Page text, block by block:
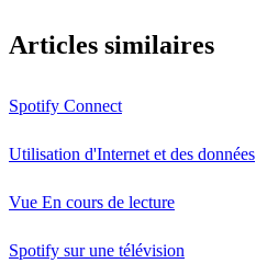
Articles similaires
Spotify Connect
Utilisation d'Internet et des données
Vue En cours de lecture
Spotify sur une télévision